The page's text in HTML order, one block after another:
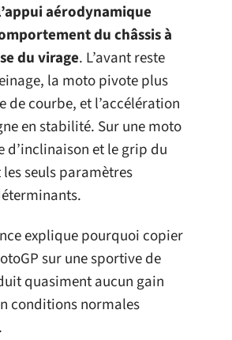
aérodynamique
du châssis à
du virage. L’avant reste
la moto pivote plus
de courbe, et l’accélération
en stabilité. Sur une moto
d’inclinaison et le grip du
seuls paramètres
explique pourquoi copier
sur une sportive de
quasiment aucun gain
conditions normales